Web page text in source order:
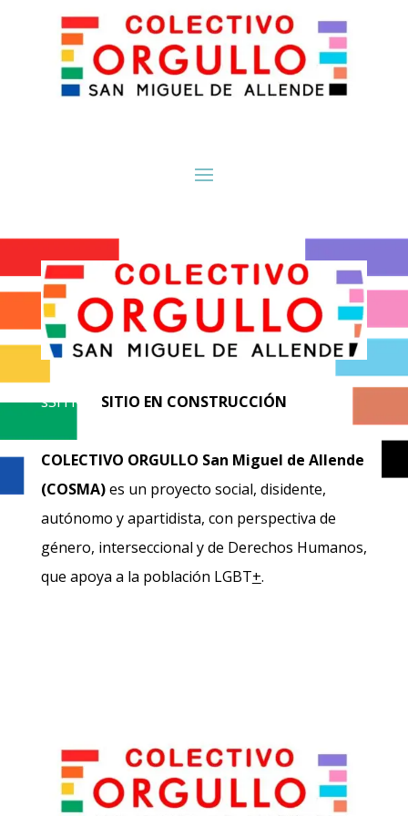
sSITI-EN SITIO EN CONSTRUCCIÓN
COLECTIVO ORGULLO San Miguel de Allende
(COSMA)es un proyecto social, disidente,
autónomo y apartidista, con perspectiva de
género, interseccional y de Derechos Humanos,
que apoya a la población LGBT+.